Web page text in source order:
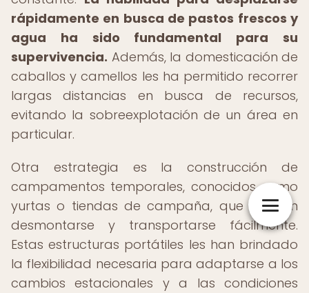
rápidamente en busca de pastos frescos y
agua ha sido fundamental para su
supervivencia. Además, la domesticación de
caballos y camellos les ha permitido recorrer
largas distancias en busca de recursos,
evitando la sobreexplotación de un área en
particular.
Otra estrategia es la construcción de
campamentos temporales, conocidos como
yurtas o tiendas de campaña, que pueden
desmontarse y transportarse fácilmente.
Estas estructuras portátiles les han brindado
la flexibilidad necesaria para adaptarse a los
cambios estacionales y a las condiciones